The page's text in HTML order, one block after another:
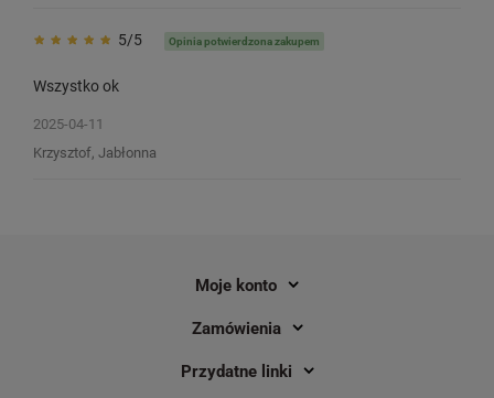
Etykiety termiczne Specmark 58 x 80
19,90 zł
5/5 Opinia potwierdzona zakupem
Wszystko ok
2025-04-11
Krzysztof, Jabłonna
Moje konto
Zamówienia
Przydatne linki